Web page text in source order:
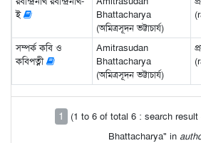
ই
Bhattacharya
(অমিত্রসূদন ভট্টাচার্য)
সম্পর্ক কবি ও
কবিপত্নী
Amitrasudan
Bhattacharya
(অমিত্রসূদন ভট্টাচার্য)
1
(1 to 6 of total 6 : search
Bhattacharya" in